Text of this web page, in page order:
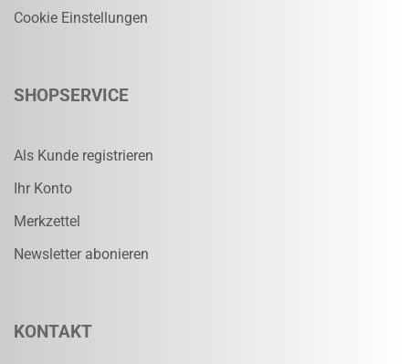
Cookie Einstellungen
SHOPSERVICE
Als Kunde registrieren
Ihr Konto
Merkzettel
Newsletter abonieren
KONTAKT